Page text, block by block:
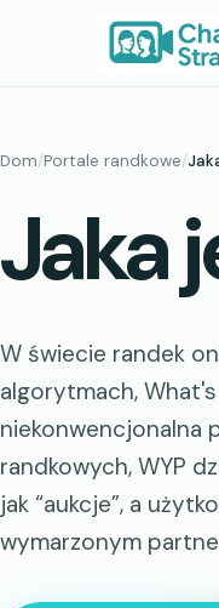
Dom/Portale randkowe/
Jaka
W świecie randek
algorytmach,
niekonwencjonalna
randkowych, WYP
jak “aukcje”, a
wymarzonym